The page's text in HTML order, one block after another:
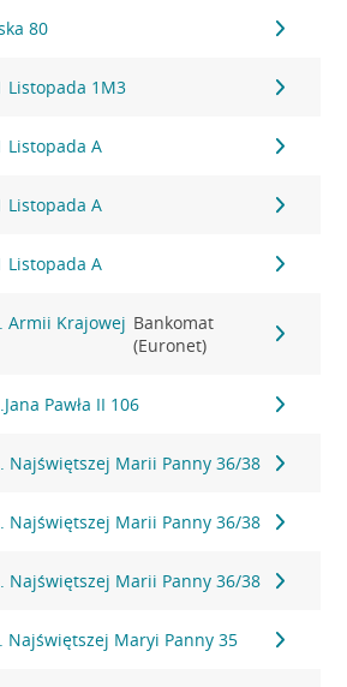
80
Listopada 1M3
Listopada A
Listopada A
Listopada A
Armii Krajowej Bankomat
(Euronet)
Pawła II 106
Najświętszej Marii Panny 36/38
Najświętszej Marii Panny 36/38
Najświętszej Marii Panny 36/38
Najświętszej Maryi Panny 35